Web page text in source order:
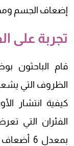
إضعاف الجسم
تجربة على
قام الباحثون
الظروف التي
كيفية انتشار
الفئران التي
بمعدل 6